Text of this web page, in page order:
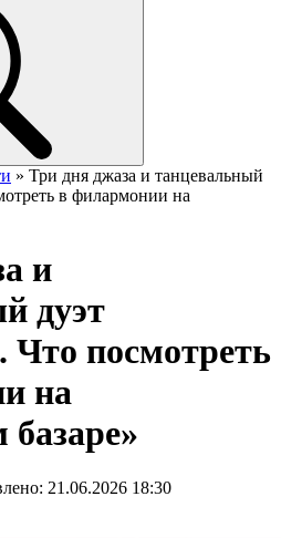
» Три дня джаза и танцевальный
в филармонии на
и
дуэт
Что посмотреть
на
21.06.2026 18:30